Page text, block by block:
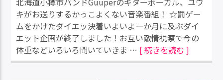
キがお送りするかっこよくない音楽番組！ ☆罰ゲー
ムをかけたダイエッ決着いよいよ一か月に及ぶダイ
エット企画が終了しました！お互い敵情視察で今の
体重などいろいろ聞いていきま … [ 続きを読む ]